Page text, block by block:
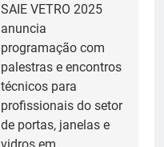
SAIE VETRO 2025
anuncia
programação com
palestras e encontros
técnicos para
profissionais do setor
de portas, janelas e